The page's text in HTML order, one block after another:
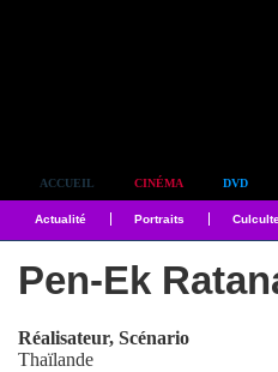
ACCUEIL CINÉMA DVD
Actualité Portraits
Pen-Ek
Réalisateur, Scénario
Thaïlande